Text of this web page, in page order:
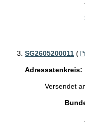
SG2605200011 (
Adressatenkreis:
Versendet